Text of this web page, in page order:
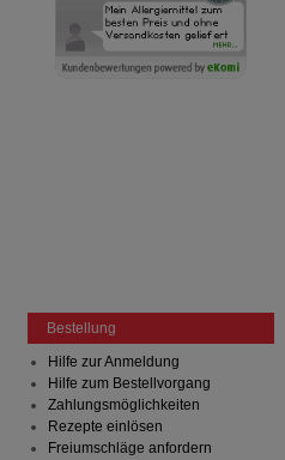
Bestellung
Hilfe zur Anmeldung
Hilfe zum Bestellvorgang
Zahlungsmöglichkeiten
Rezepte einlösen
Freiumschläge anfordern